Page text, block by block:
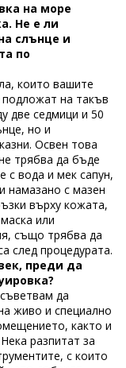
на море
Не е ли
слънце и
по
които вашите
подложат на такъв
две седмици и 50
но и
Освен това
трябва да бъде
с вода и мек сапун,
намазано с мазен
върху кожата,
или
също трябва да
след процедурата.
преди да
да
живо и специално
както и
разпитат за
с които